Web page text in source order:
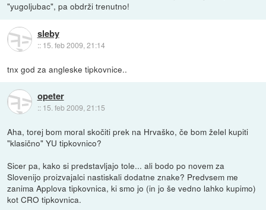
"yugoljubac", pa obdrži trenutno!
sleby
:: 15. feb 2009, 21:14
tnx god za angleske tipkovnice..
opeter
:: 15. feb 2009, 21:15
Aha, torej bom moral skočiti prek na Hrvaško, če bom želel kupiti
"klasično" YU tipkovnico?
Sicer pa, kako si predstavljajo tole... ali bodo po novem za
Slovenijo proizvajalci nastiskali dodatne znake? Predvsem me
zanima Applova tipkovnica, ki smo jo (in jo še vedno lahko kupimo)
kot CRO tipkovnica.